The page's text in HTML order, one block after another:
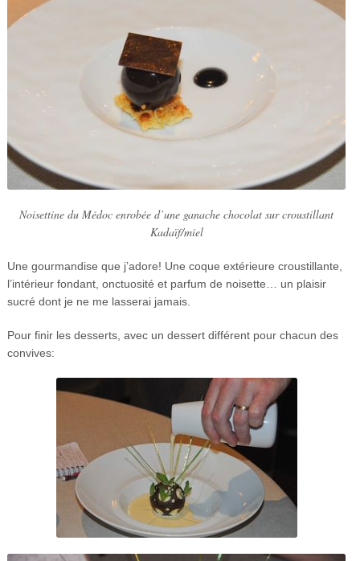
Noisettine du Médoc enrobée d’une ganache chocolat sur croustillant
Kadaïf/miel
Une gourmandise que j’adore! Une coque extérieure croustillante,
l’intérieur fondant, onctuosité et parfum de noisette… un plaisir
sucré dont je ne me lasserai jamais.
Pour finir les desserts, avec un dessert différent pour chacun des
convives: